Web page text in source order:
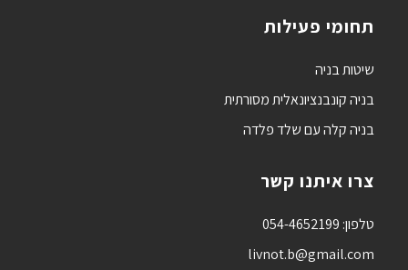
תחומי פעילות
שיטות בניה
בניה קונבנציונאלית מסורתית
בניה קלה עם שלד פלדה
צרו איתנו קשר
טלפון: 054-4652199‏‎
livnot.b@gmail.com